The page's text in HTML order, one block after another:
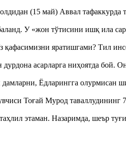
(15 май) Аввал тафаккурда
У «жон тўтисини ишқ ила
қафасимизни яратишгами? Тил
дурдона асарларга ниҳоятда
дамларни, Ёдларингга
Тоғай Мурод
этаман. Назаримда, шеър